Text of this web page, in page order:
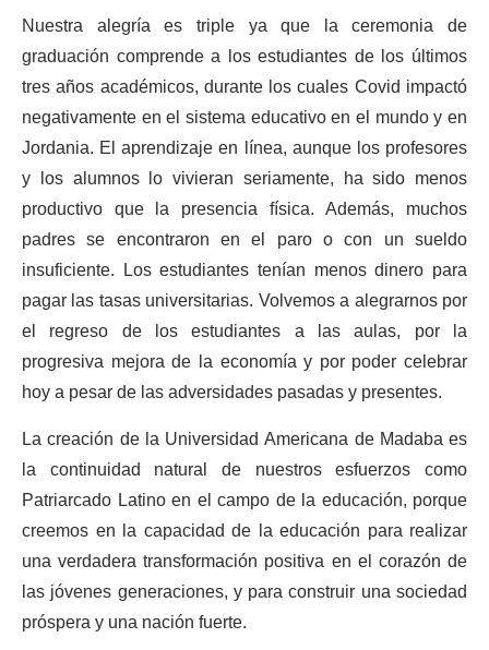
Nuestra alegría es triple ya que la ceremonia de
graduación comprende a los estudiantes de los últimos
tres años académicos, durante los cuales Covid impactó
negativamente en el sistema educativo en el mundo y en
Jordania. El aprendizaje en línea, aunque los profesores
y los alumnos lo vivieran seriamente, ha sido menos
productivo que la presencia física. Además, muchos
padres se encontraron en el paro o con un sueldo
insuficiente. Los estudiantes tenían menos dinero para
pagar las tasas universitarias. Volvemos a alegrarnos por
el regreso de los estudiantes a las aulas, por la
progresiva mejora de la economía y por poder celebrar
hoy a pesar de las adversidades pasadas y presentes.
La creación de la Universidad Americana de Madaba es
la continuidad natural de nuestros esfuerzos como
Patriarcado Latino en el campo de la educación, porque
creemos en la capacidad de la educación para realizar
una verdadera transformación positiva en el corazón de
las jóvenes generaciones, y para construir una sociedad
próspera y una nación fuerte.